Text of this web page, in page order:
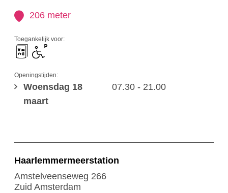
206 meter
Toegankelijk voor:
Openingstijden:
Woensdag 18
maart
07.30 - 21.00
Haarlemmermeerstation
Amstelveenseweg 266
Zuid Amsterdam